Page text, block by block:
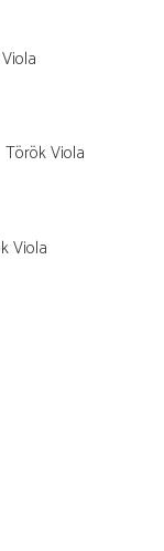
Török Viola
Viola